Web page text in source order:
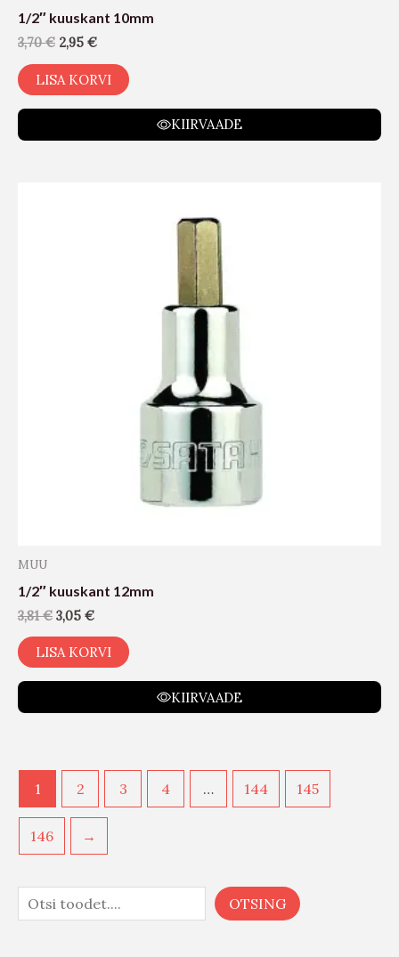
OTSING
1/2″ kuuskant 10mm
3,70€ 2,95 €
LISA KORVI
KIIRVAADE
MUU
1/2″ kuuskant 12mm
3,81€ 3,05 €
LISA KORVI
KIIRVAADE
1 2 3 4 … 144 145
146 →